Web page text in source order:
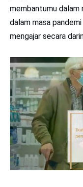
membantumu dalam
dalam masa
mengajar secara